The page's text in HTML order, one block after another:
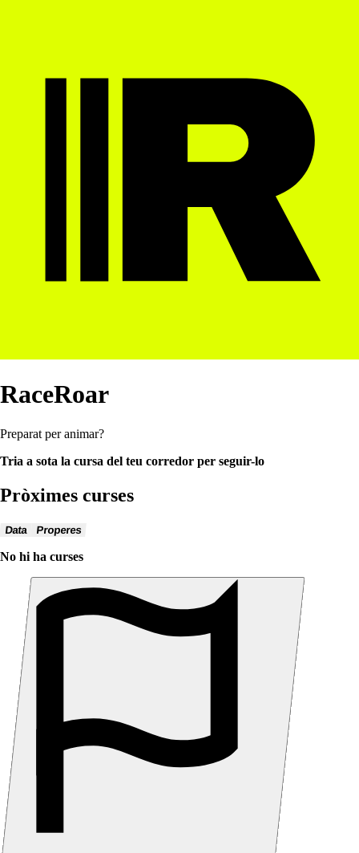
RaceRoar
Preparat per animar?
Tria a sota la cursa del teu corredor per seguir-lo
Pròximes curses
Data Properes
No hi ha curses